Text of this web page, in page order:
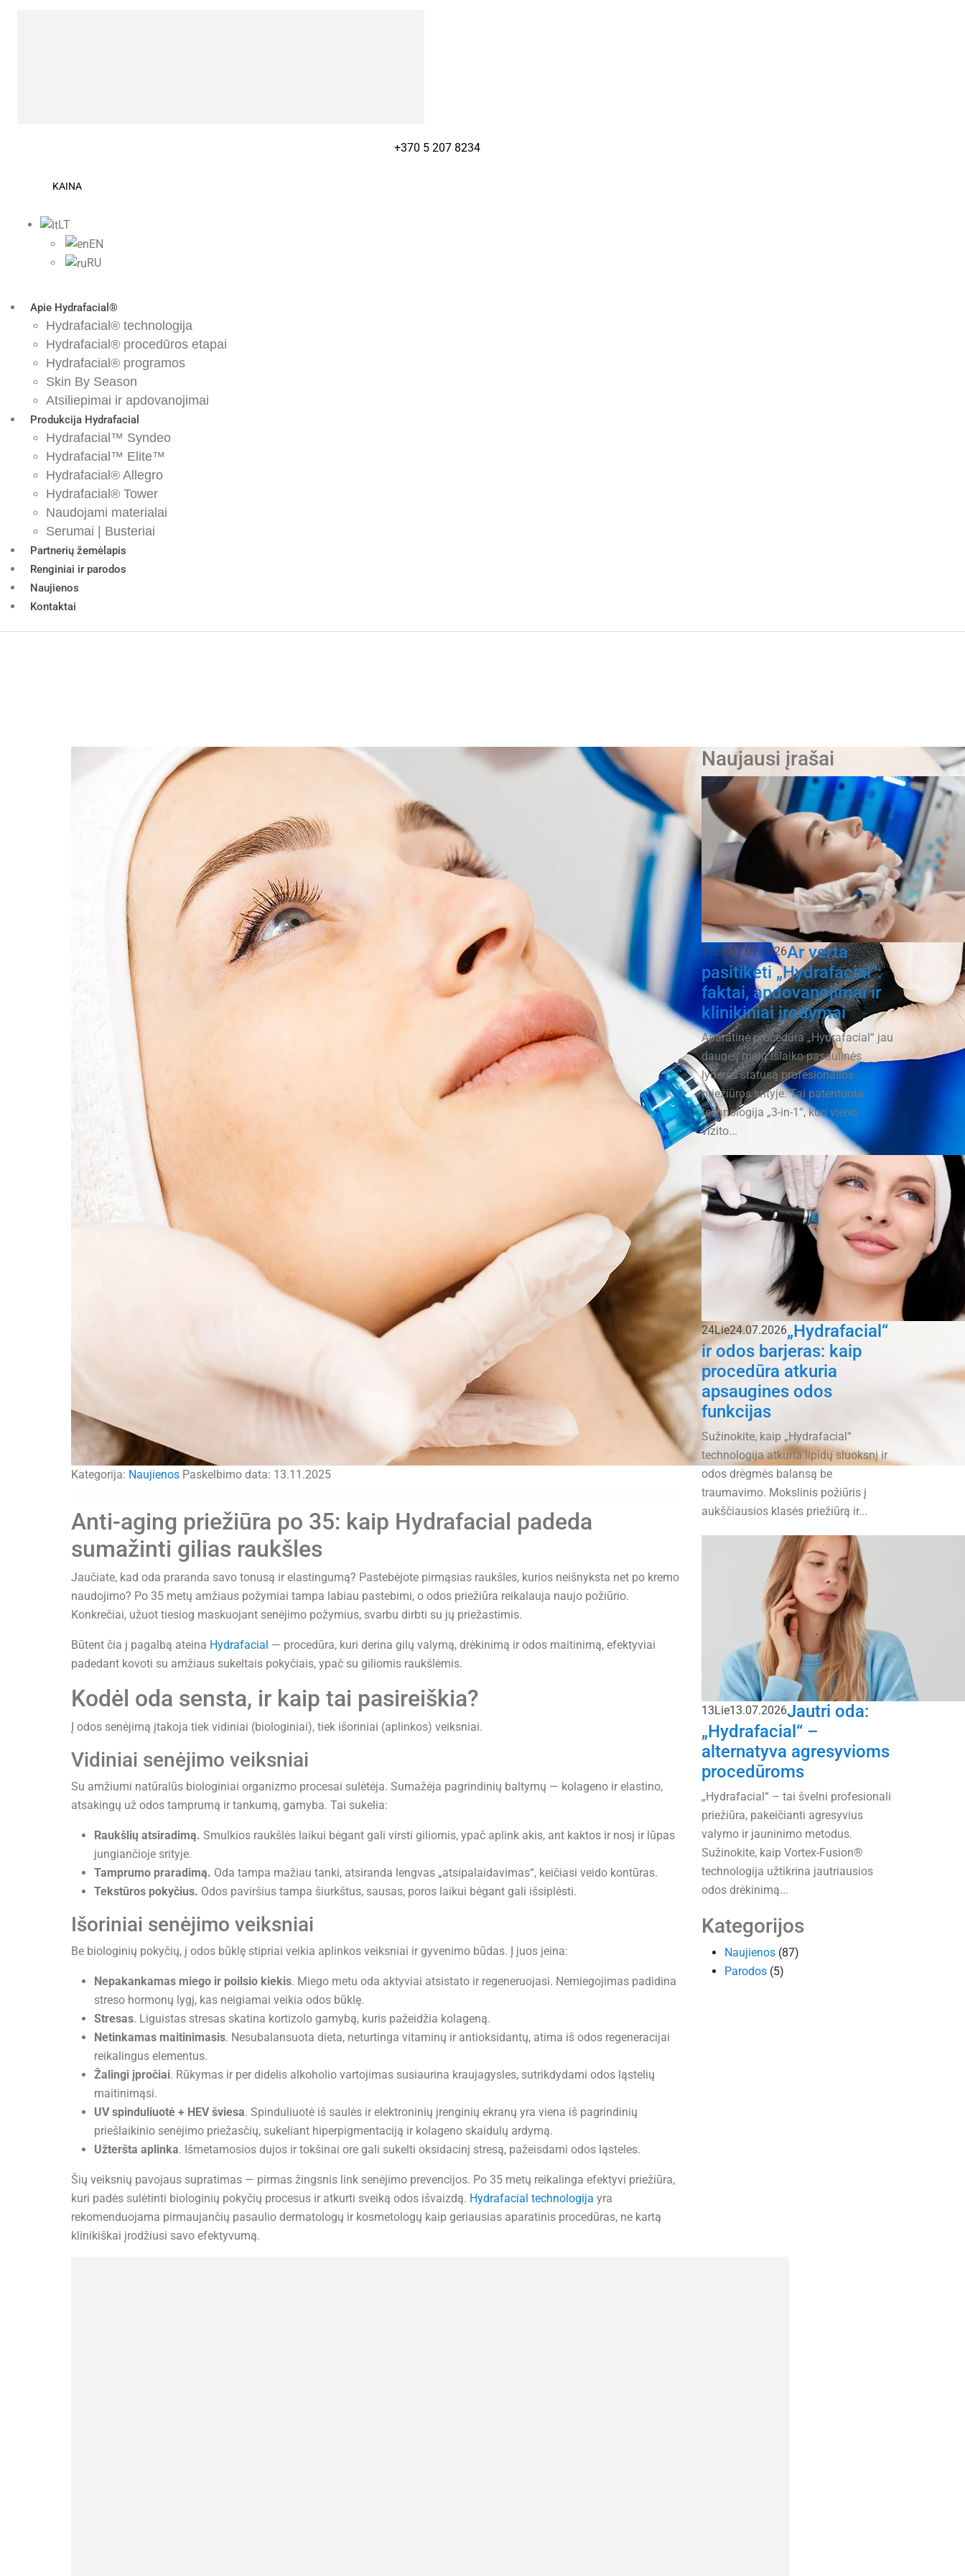
+370 5 207 8234
KAINA
LT
EN
RU
Apie Нydrafacial®
Hydrafacial® technologija
Hydrafacial® procedūros etapai
Hydrafacial® programos
Skin By Season
Atsiliepimai ir apdovanojimai
Produkcija Hydrafacial
Hydrafacial™ Syndeo
Hydrafacial™ Elite™
Hydrafacial® Allegro
Hydrafacial® Tower
Naudojami materialai
Serumai | Busteriai
Partnerių žemėlapis
Renginiai ir parodos
Naujienos
Kontaktai
Kategorija: Naujienos Paskelbimo data: 13.11.2025
Anti-aging priežiūra po 35: kaip Hydrafacial padeda
sumažinti gilias raukšles
Jaučiate, kad oda praranda savo tonusą ir elastingumą? Pastebėjote pirmąsias raukšles, kurios neišnyksta net po kremo
naudojimo? Po 35 metų amžiaus požymiai tampa labiau pastebimi, o odos priežiūra reikalauja naujo požiūrio.
Konkrečiai, užuot tiesiog maskuojant senėjimo požymius, svarbu dirbti su jų priežastimis.
Būtent čia į pagalbą ateina Hydrafacial — procedūra, kuri derina gilų valymą, drėkinimą ir odos maitinimą, efektyviai
padedant kovoti su amžiaus sukeltais pokyčiais, ypač su giliomis raukšlėmis.
Kodėl oda sensta, ir kaip tai pasireiškia?
Į odos senėjimą įtakoja tiek vidiniai (biologiniai), tiek išoriniai (aplinkos) veiksniai.
Vidiniai senėjimo veiksniai
Su amžiumi natūralūs biologiniai organizmo procesai sulėtėja. Sumažėja pagrindinių baltymų — kolageno ir elastino,
atsakingų už odos tamprumą ir tankumą, gamyba. Tai sukelia:
Raukšlių atsiradimą. Smulkios raukšlės laikui bėgant gali virsti giliomis, ypač aplink akis, ant kaktos ir nosį ir lūpas
jungiančioje srityje.
Tamprumo praradimą. Oda tampa mažiau tanki, atsiranda lengvas „atsipalaidavimas“, keičiasi veido kontūras.
Tekstūros pokyčius. Odos paviršius tampa šiurkštus, sausas, poros laikui bėgant gali išsiplėsti.
Išoriniai senėjimo veiksniai
Be biologinių pokyčių, į odos būklę stipriai veikia aplinkos veiksniai ir gyvenimo būdas. Į juos įeina:
Nepakankamas miego ir poilsio kiekis. Miego metu oda aktyviai atsistato ir regeneruojasi. Nemiegojimas padidina
streso hormonų lygį, kas neigiamai veikia odos būklę.
Stresas. Liguistas stresas skatina kortizolo gamybą, kuris pažeidžia kolageną.
Netinkamas maitinimasis. Nesubalansuota dieta, neturtinga vitaminų ir antioksidantų, atima iš odos regeneracijai
reikalingus elementus.
Žalingi įpročiai. Rūkymas ir per didelis alkoholio vartojimas susiaurina kraujagysles, sutrikdydami odos ląstelių
maitinimąsi.
UV spinduliuotė + HEV šviesa. Spinduliuotė iš saulės ir elektroninių įrenginių ekranų yra viena iš pagrindinių
priešlaikinio senėjimo priežasčių, sukeliant hiperpigmentaciją ir kolageno skaidulų ardymą.
Užteršta aplinka. Išmetamosios dujos ir tokšinai ore gali sukelti oksidacinį stresą, pažeisdami odos ląsteles.
Šių veiksnių pavojaus supratimas — pirmas žingsnis link senėjimo prevencijos. Po 35 metų reikalinga efektyvi priežiūra,
kuri padės sulėtinti biologinių pokyčių procesus ir atkurti sveiką odos išvaizdą. Hydrafacial technologija yra
rekomenduojama pirmaujančių pasaulio dermatologų ir kosmetologų kaip geriausias aparatinis procedūras, ne kartą
klinikiškai įrodžiusi savo efektyvumą.
Naujausi įrašai
31 Lie31.07.2026Ar verta
pasitikėti „Hydrafacial“:
faktai, apdovanojimai ir
klinikiniai įrodymai
Aparatinė procedūra „Hydrafacial“ jau
daugelį metų išlaiko pasaulinės
lyderės statusą profesionalios
priežiūros srityje. Tai patentuota
technologija „3-in-1“, kuri vieno
vizito...
24Lie24.07.2026„Hydrafacial“
ir odos barjeras: kaip
procedūra atkuria
apsaugines odos
funkcijas
Sužinokite, kaip „Hydrafacial“
technologija atkuria lipidų sluoksnį ir
odos drėgmės balansą be
traumavimo. Mokslinis požiūris į
aukščiausios klasės priežiūrą ir...
13Lie13.07.2026Jautri oda:
„Hydrafacial“ –
alternatyva agresyvioms
procedūroms
„Hydrafacial“ – tai švelni profesionali
priežiūra, pakeičianti agresyvius
valymo ir jauninimo metodus.
Sužinokite, kaip Vortex-Fusion®
technologija užtikrina jautriausios
odos drėkinimą...
Kategorijos
Naujienos(87)
Parodos(5)